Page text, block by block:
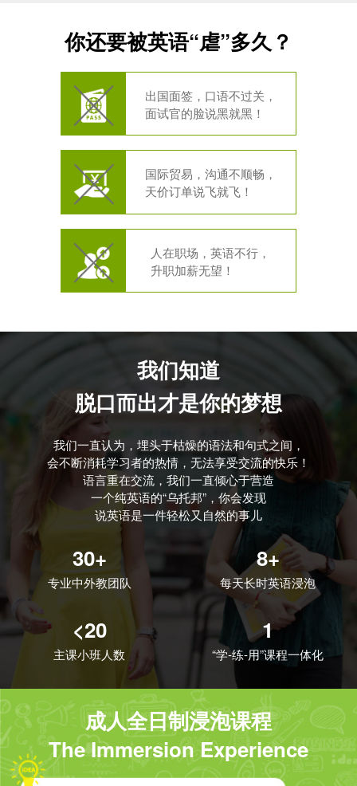
你还要被英语“虐”多久？
出国面签，口语不过关，
面试官的脸说黑就黑！
国际贸易，沟通不顺畅，
天价订单说飞就飞！
人在职场，英语不行，
升职加薪无望！
我们知道
脱口而出才是你的梦想
我们一直认为，埋头于枯燥的语法和句式之间，
会不断消耗学习者的热情，无法享受交流的快乐！
语言重在交流，我们一直倾心于营造
一个纯英语的“乌托邦”，你会发现
说英语是一件轻松又自然的事儿
30+
专业中外教团队
8+
每天长时英语浸泡
<20
主课小班人数
1
“学-练-用”课程一体化
成人全日制浸泡课程
The Immersion Experience